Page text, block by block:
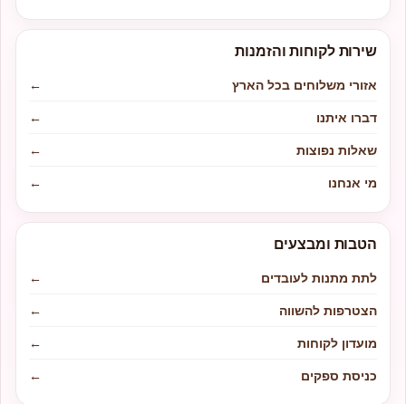
שירות לקוחות והזמנות
אזורי משלוחים בכל הארץ
←
דברו איתנו
←
שאלות נפוצות
←
מי אנחנו
←
הטבות ומבצעים
לתת מתנות לעובדים
←
הצטרפות להשווה
←
מועדון לקוחות
←
כניסת ספקים
←